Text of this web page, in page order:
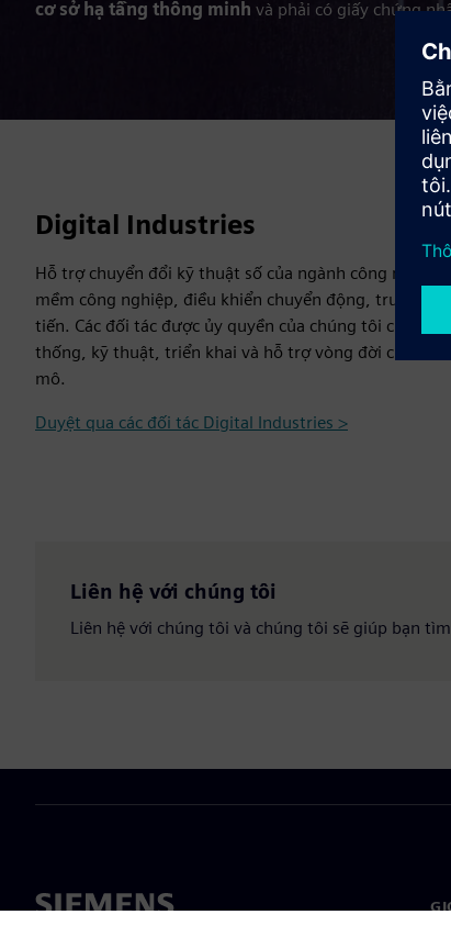
cơ sở hạ tầng thông minh và phải có giấy chứng
Digital Industries
Hỗ trợ chuyển đổi kỹ thuật số của ngành công nghiệp
mềm công nghiệp, điều khiển chuyển động, truyền
tiến. Các đối tác được ủy quyền của chúng tôi cung
thống, kỹ thuật, triển khai và hỗ trợ vòng đời cho các
mô.
Duyệt qua các đối tác Digital Industries >
Liên hệ với chúng tôi
Liên hệ với chúng tôi và chúng tôi sẽ giúp bạn